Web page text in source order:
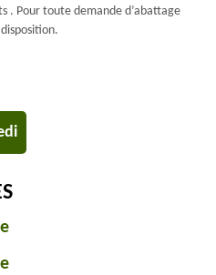
. Pour toute demande d’abattage